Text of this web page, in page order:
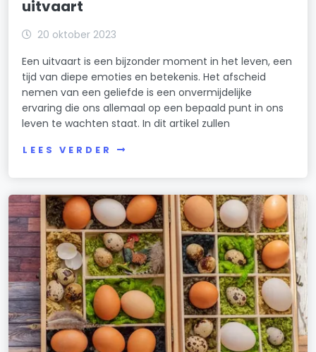
uitvaart
20 oktober 2023
Een uitvaart is een bijzonder moment in het leven, een
tijd van diepe emoties en betekenis. Het afscheid
nemen van een geliefde is een onvermijdelijke
ervaring die ons allemaal op een bepaald punt in ons
leven te wachten staat. In dit artikel zullen
LEES VERDER